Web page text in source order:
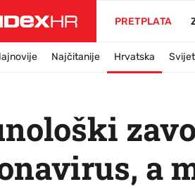
PRETPLATA
Najčitanije Hrvatska Svijet
a